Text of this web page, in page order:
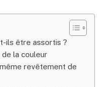
ils être assortis ?
la couleur
revêtement de